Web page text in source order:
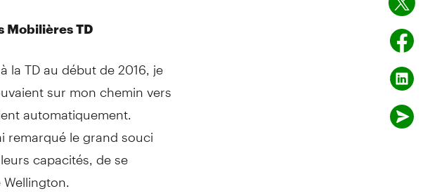
Mobilières TD
la TD au début de 2016, je
sur mon chemin vers
automatiquement.
remarqué le grand souci
capacités, de se